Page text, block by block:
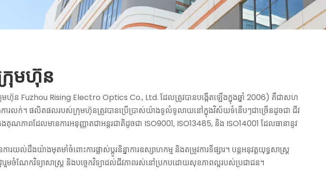
ក្រុមហ៊ុន
រុមហ៊ុន Fuzhou Rising Electro Optics Co., Ltd. ដែលត្រូវបានបង្កើតឡើងក្នុងឆ្នាំ 2006) គឺជាសហ
ការលក់។ ផលិតផលរបស់ក្រុមហ៊ុនត្រូវបានប្រើប្រាស់យ៉ាងទូលំទូលាយនៅក្នុងវិស័យទំនើបៗជាច្រើនដូចជា ជីវ
ងគុណភាពដែលមានការអនុញ្ញាតជាអន្តរជាតិដូចជា ISO9001, ISO13485, និង ISO14001 ដែលធានានូវ
ដឹងយ៉ាងមុតមាំចំពោះការផ្លាស់ប្តូរនិន្នាការឧស្សាហកម្ម និងតម្រូវការទីផ្សារ។ បន្តអនុវត្តយុទ្ធសាស្ត្រ
ចំណែកវិទ្យាសាស្ត្រ និងបច្ចេកវិទ្យាដល់ជីវភាពរស់នៅប្រកបដោយសុខភាពល្អរបស់ប្រជាជន។